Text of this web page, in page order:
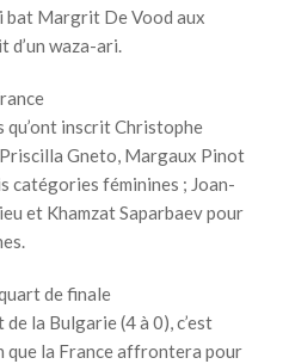
bat Margrit De Vood aux
d’un waza-ari.
qu’ont inscrit Christophe
Gneto, Margaux Pinot
catégories féminines ; Joan-
et Khamzat Saparbaev pour
de finale
la Bulgarie (4 à 0), c’est
que la France affrontera pour